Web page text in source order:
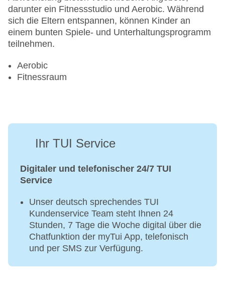
darunter ein Fitnessstudio und Aerobic. Während
sich die Eltern entspannen, können Kinder an
einem bunten Spiele- und Unterhaltungsprogramm
teilnehmen.
Aerobic
Fitnessraum
Ihr TUI Service
Digitaler und telefonischer 24/7 TUI
Service
Unser deutsch sprechendes TUI
Kundenservice Team steht Ihnen 24
Stunden, 7 Tage die Woche digital über die
Chatfunktion der myTui App, telefonisch
und per SMS zur Verfügung.